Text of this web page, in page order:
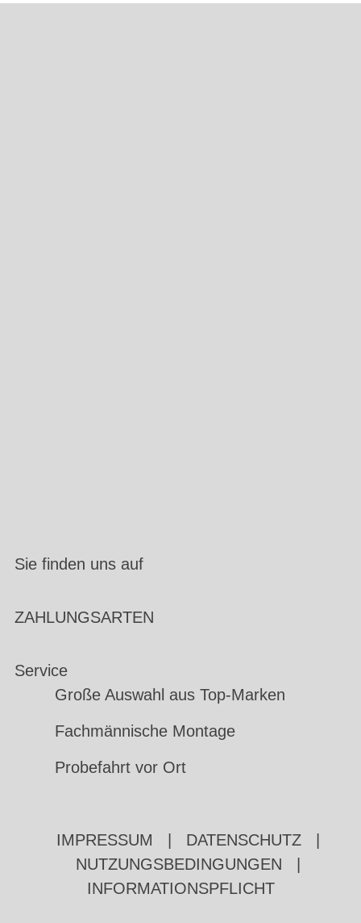
Sie finden uns auf
ZAHLUNGSARTEN
Service
Große Auswahl aus Top-Marken
Fachmännische Montage
Probefahrt vor Ort
IMPRESSUM DATENSCHUTZ
NUTZUNGSBEDINGUNGEN
INFORMATIONSPFLICHT